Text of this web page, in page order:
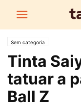
Sem categoria
Tinta
tatuar a
Ball Z